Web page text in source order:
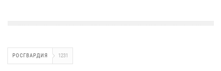
РОСГВАРДИЯ 1231